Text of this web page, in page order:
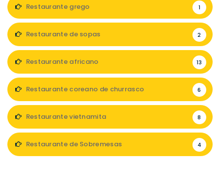
Restaurante grego 1
Restaurante de sopas 2
Restaurante africano 13
Restaurante coreano de churrasco 6
Restaurante vietnamita 8
Restaurante de Sobremesas 4